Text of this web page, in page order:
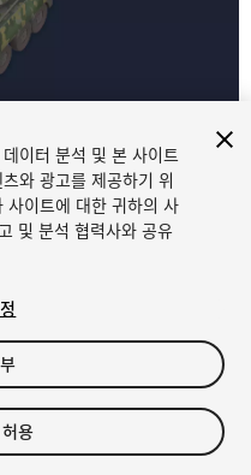
이터 분석 및 본 사이트
와 광고를 제공하기 위
사이트에 대한 귀하의 사
및 분석 협력사와 공유
용